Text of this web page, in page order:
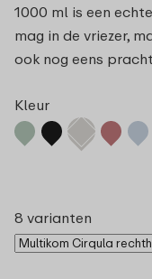
1000 ml is een
mag in de vriezer,
ook nog eens
Kleur
8 varianten